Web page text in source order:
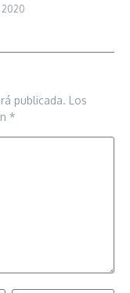
2020
publicada. Los
*